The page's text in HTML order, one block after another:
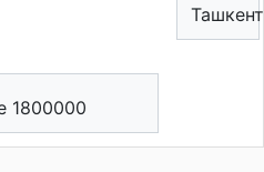
1800000